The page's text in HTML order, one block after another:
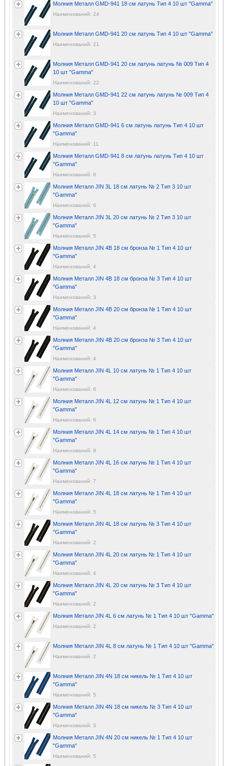
Молния Металл GMD-941 18 см латунь Тип 4 10 шт "Gamma"
Наименований: 24
Молния Металл GMD-941 20 см латунь Тип 4 10 шт "Gamma"
Наименований: 21
Молния Металл GMD-941 20 см латунь латунь № 009 Тип 4
10 шт "Gamma"
Наименований: 22
Молния Металл GMD-941 22 см латунь латунь № 009 Тип 4
10 шт "Gamma"
Наименований: 3
Молния Металл GMD-941 6 см латунь латунь Тип 4 10 шт
"Gamma"
Наименований: 11
Молния Металл GMD-941 8 см латунь латунь Тип 4 10 шт
"Gamma"
Наименований: 6
Молния Металл JIN 3L 18 см латунь № 2 Тип 3 10 шт
"Gamma"
Наименований: 6
Молния Металл JIN 3L 20 см латунь № 2 Тип 3 10 шт
"Gamma"
Наименований: 5
Молния Металл JIN 4B 18 см бронза № 1 Тип 4 10 шт
"Gamma"
Наименований: 4
Молния Металл JIN 4B 18 см бронза № 3 Тип 4 10 шт
"Gamma"
Наименований: 3
Молния Металл JIN 4B 20 см бронза № 1 Тип 4 10 шт
"Gamma"
Наименований: 4
Молния Металл JIN 4B 20 см бронза № 3 Тип 4 10 шт
"Gamma"
Наименований: 4
Молния Металл JIN 4L 10 см латунь № 1 Тип 4 10 шт
"Gamma"
Наименований: 6
Молния Металл JIN 4L 12 см латунь № 1 Тип 4 10 шт
"Gamma"
Наименований: 6
Молния Металл JIN 4L 14 см латунь № 1 Тип 4 10 шт
"Gamma"
Наименований: 8
Молния Металл JIN 4L 16 см латунь № 1 Тип 4 10 шт
"Gamma"
Наименований: 7
Молния Металл JIN 4L 18 см латунь № 1 Тип 4 10 шт
"Gamma"
Наименований: 5
Молния Металл JIN 4L 18 см латунь № 3 Тип 4 10 шт
"Gamma"
Наименований: 2
Молния Металл JIN 4L 20 см латунь № 1 Тип 4 10 шт
"Gamma"
Наименований: 4
Молния Металл JIN 4L 20 см латунь № 3 Тип 4 10 шт
"Gamma"
Наименований: 2
Молния Металл JIN 4L 6 см латунь № 1 Тип 4 10 шт "Gamma"
Наименований: 2
Молния Металл JIN 4L 8 см латунь № 1 Тип 4 10 шт "Gamma"
Наименований: 2
Молния Металл JIN 4N 18 см никель № 1 Тип 4 10 шт
"Gamma"
Наименований: 5
Молния Металл JIN 4N 18 см никель № 3 Тип 4 10 шт
"Gamma"
Наименований: 3
Молния Металл JIN 4N 20 см никель № 1 Тип 4 10 шт
"Gamma"
Наименований: 5